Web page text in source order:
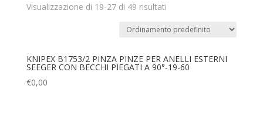
Visualizzazione di 19-27 di 49 risultati
KNIPEX B1753/2 PINZA PINZE PER ANELLI ESTERNI
SEEGER CON BECCHI PIEGATI A 90°-19-60
€0,00